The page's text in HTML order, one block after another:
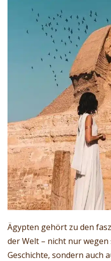
Ägypten gehört zu den
der Welt – nicht nur
Geschichte, sondern auch